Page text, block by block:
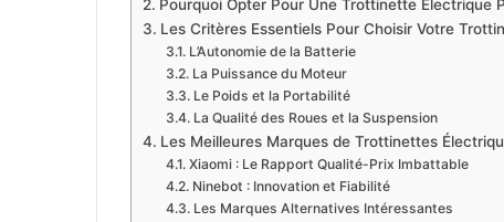
Pourquoi Opter Pour Une Trottinette Électrique
Les Critères Essentiels Pour Choisir Votre
L’Autonomie de la Batterie
La Puissance du Moteur
Le Poids et la Portabilité
La Qualité des Roues et la Suspension
Les Meilleures Marques de Trottinettes
Xiaomi : Le Rapport Qualité-Prix Imbattable
Ninebot : Innovation et Fiabilité
Les Marques Alternatives Intéressantes